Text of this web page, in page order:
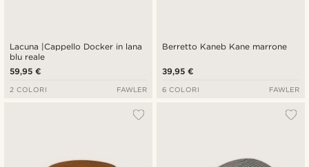
Lacuna |Cappello Docker in lana
blu reale
59,95 €
2 COLORI FAWLER
Berretto Kaneb Kane marrone
39,95 €
6 COLORI FAWLER